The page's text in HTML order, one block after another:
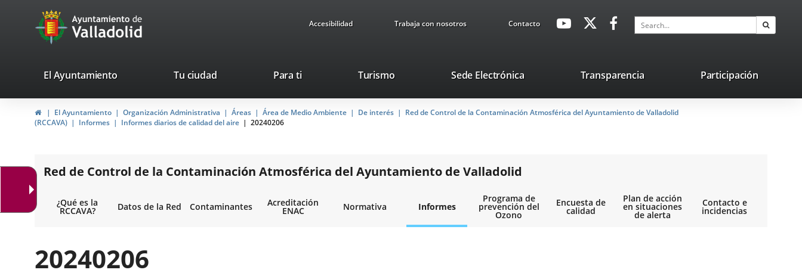
Portal
Web
Ayuntamiento
de
Valladolid
Accesibilidad Trabaja con nosotros ContactoavaHeaderSocial
Link
Link
application.
application.
Search
valladolid.es
El Ayuntamiento Tu ciudad Para ti TurismoThis
will
open
up
window.
Sede ElectrónicaLink
external
application.
Transparencia Participación
HomeEl Ayuntamiento Organización Administrativa Áreas Área de Medio Ambiente De interés
Red de Control de la Contaminación Atmosférica del Ayuntamiento de Valladolid
(RCCAVA)
Informes Informes diarios de calidad del aire 20240206
Red de Control de la Contaminación Atmosférica del Ayuntamiento de Valladolid
¿Qué es la
RCCAVA? Datos de la Red Contaminantes Acreditación
ENAC Normativa Informes
Programa de
prevención del
Ozono
Encuesta de
calidad
Plan de acción
en situaciones
de alerta
Contacto e
incidencias
20240206